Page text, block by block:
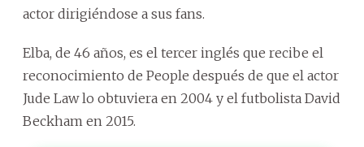
actor dirigiéndose a sus fans.
Elba, de 46 años, es el tercer inglés que recibe el
reconocimiento de People después de que el actor
Jude Law lo obtuviera en 2004 y el futbolista David
Beckham en 2015.